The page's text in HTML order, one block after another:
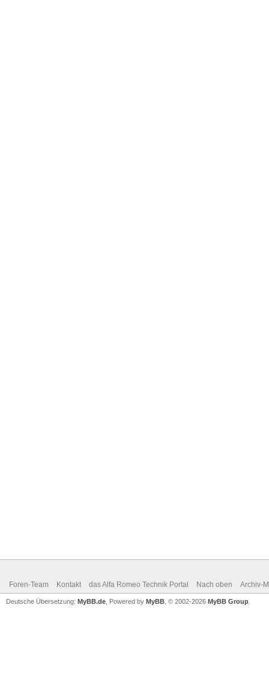
Foren-Team Kontakt das Alfa Romeo Technik Portal Nach oben Archiv-
Deutsche Übersetzung: MyBB.de , Powered by MyBB , © 2002-2026 MyBB Group